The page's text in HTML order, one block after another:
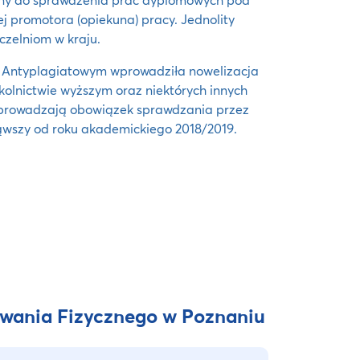
promotora (opiekuna) pracy. Jednolity
w kraju.
wprowadziła nowelizacja
wyższym oraz niektórych innych
obowiązek sprawdzania przez
od roku akademickiego 2018/2019.
Fizycznego w Poznaniu